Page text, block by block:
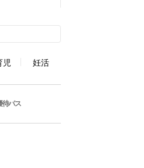
児 妊活
待パス